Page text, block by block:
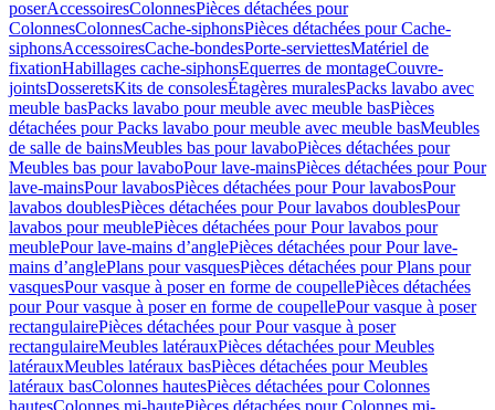
poserAccessoiresColonnesPièces détachées pour
ColonnesColonnesCache-siphonsPièces détachées pour Cache-
siphonsAccessoiresCache-bondesPorte-serviettesMatériel de
fixationHabillages cache-siphonsEquerres de montageCouvre-
jointsDosseretsKits de consolesÉtagères muralesPacks lavabo avec
meuble basPacks lavabo pour meuble avec meuble basPièces
détachées pour Packs lavabo pour meuble avec meuble basMeubles
de salle de bainsMeubles bas pour lavaboPièces détachées pour
Meubles bas pour lavaboPour lave-mainsPièces détachées pour Pour
lave-mainsPour lavabosPièces détachées pour Pour lavabosPour
lavabos doublesPièces détachées pour Pour lavabos doublesPour
lavabos pour meublePièces détachées pour Pour lavabos pour
meublePour lave-mains d’anglePièces détachées pour Pour lave-
mains d’anglePlans pour vasquesPièces détachées pour Plans pour
vasquesPour vasque à poser en forme de coupellePièces détachées
pour Pour vasque à poser en forme de coupellePour vasque à poser
rectangulairePièces détachées pour Pour vasque à poser
rectangulaireMeubles latérauxPièces détachées pour Meubles
latérauxMeubles latéraux basPièces détachées pour Meubles
latéraux basColonnes hautesPièces détachées pour Colonnes
hautesColonnes mi-hautePièces détachées pour Colonnes mi-